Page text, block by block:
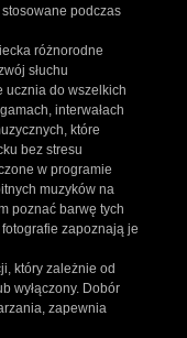
podczas
różnorodne
słuchu
ucznia do wszelkich
interwałach
które
bez stresu
w programie
muzyków na
poznać barwę tych
zapoznają je
który zależnie od
wyłączony. Dobór
zapewnia